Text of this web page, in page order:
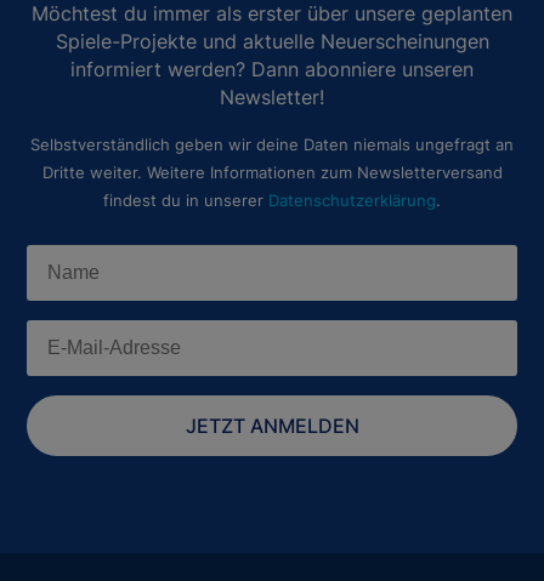
Möchtest du immer als erster über unsere geplanten
Spiele-Projekte und aktuelle Neuerscheinungen
informiert werden? Dann abonniere unseren
Newsletter!
Selbstverständlich geben wir deine Daten niemals ungefragt an
Dritte weiter. Weitere Informationen zum Newsletterversand
findest du in unserer Datenschutzerklärung.
JETZT ANMELDEN